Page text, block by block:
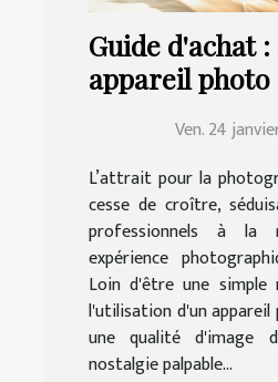
Guide d'achat
appareil
Ven. 24
L’attrait pour la
cesse de croître,
professionnels à la
expérience
Loin d'être une simple
l'utilisation d'un
une qualité d'image
nostalgie palpable...